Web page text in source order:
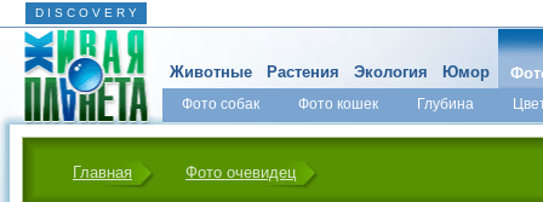
D I S C O V E R Y
Животные Растения Экология Юмор
Фото собак Фото кошек Глубина
Главная Фото очевидец